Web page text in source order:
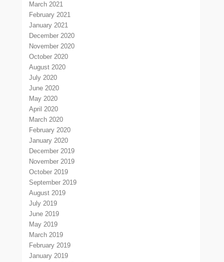
March 2021
February 2021
January 2021
December 2020
November 2020
October 2020
August 2020
July 2020
June 2020
May 2020
April 2020
March 2020
February 2020
January 2020
December 2019
November 2019
October 2019
September 2019
August 2019
July 2019
June 2019
May 2019
March 2019
February 2019
January 2019